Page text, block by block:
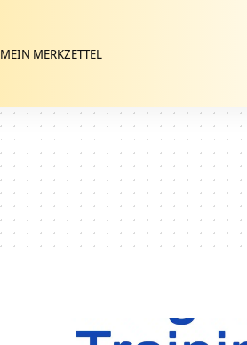
MEIN MERKZETTEL